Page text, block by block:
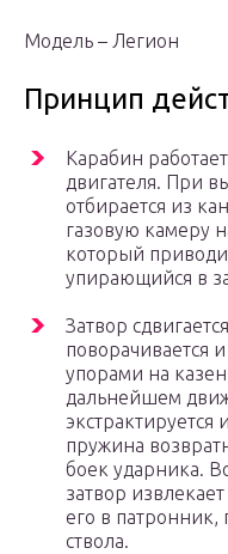
Модель – Легион
Принцип
Карабин
двигателя. При
отбирается из
газовую камеру
который
упирающийся в
Затвор
поворачивается
упорами на
дальнейшем
экстрактируется
пружина
боек ударника.
затвор
его в патронник,
ствола.